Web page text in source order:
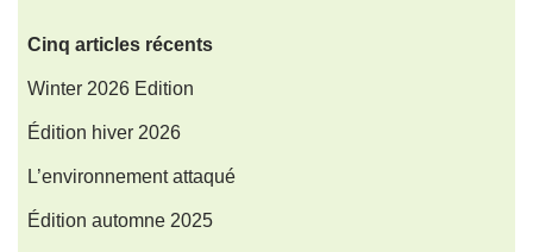
Cinq articles récents
Winter 2026 Edition
Édition hiver 2026
L’environnement attaqué
Édition automne 2025